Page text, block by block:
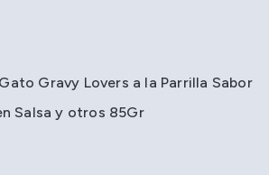
Gravy Lovers a la Parrilla Sabor
Salsa y otros 85Gr